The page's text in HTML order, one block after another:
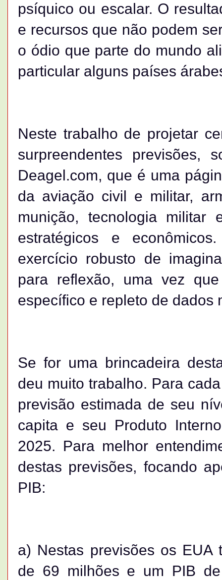
psíquico ou escalar. O
e recursos que não podem
o ódio que parte do mundo
particular alguns países
Neste trabalho de projetar
surpreendentes previsões,
Deagel.com, que é uma
da aviação civil e militar,
munição, tecnologia militar
estratégicos e
exercício robusto de
para reflexão, uma vez
específico e repleto de dados
Se for uma brincadeira
deu muito trabalho. Para
previsão estimada de seu
capita e seu Produto
2025. Para melhor
destas previsões, focando
PIB:
a) Nestas previsões os EUA
de 69 milhões e um PIB